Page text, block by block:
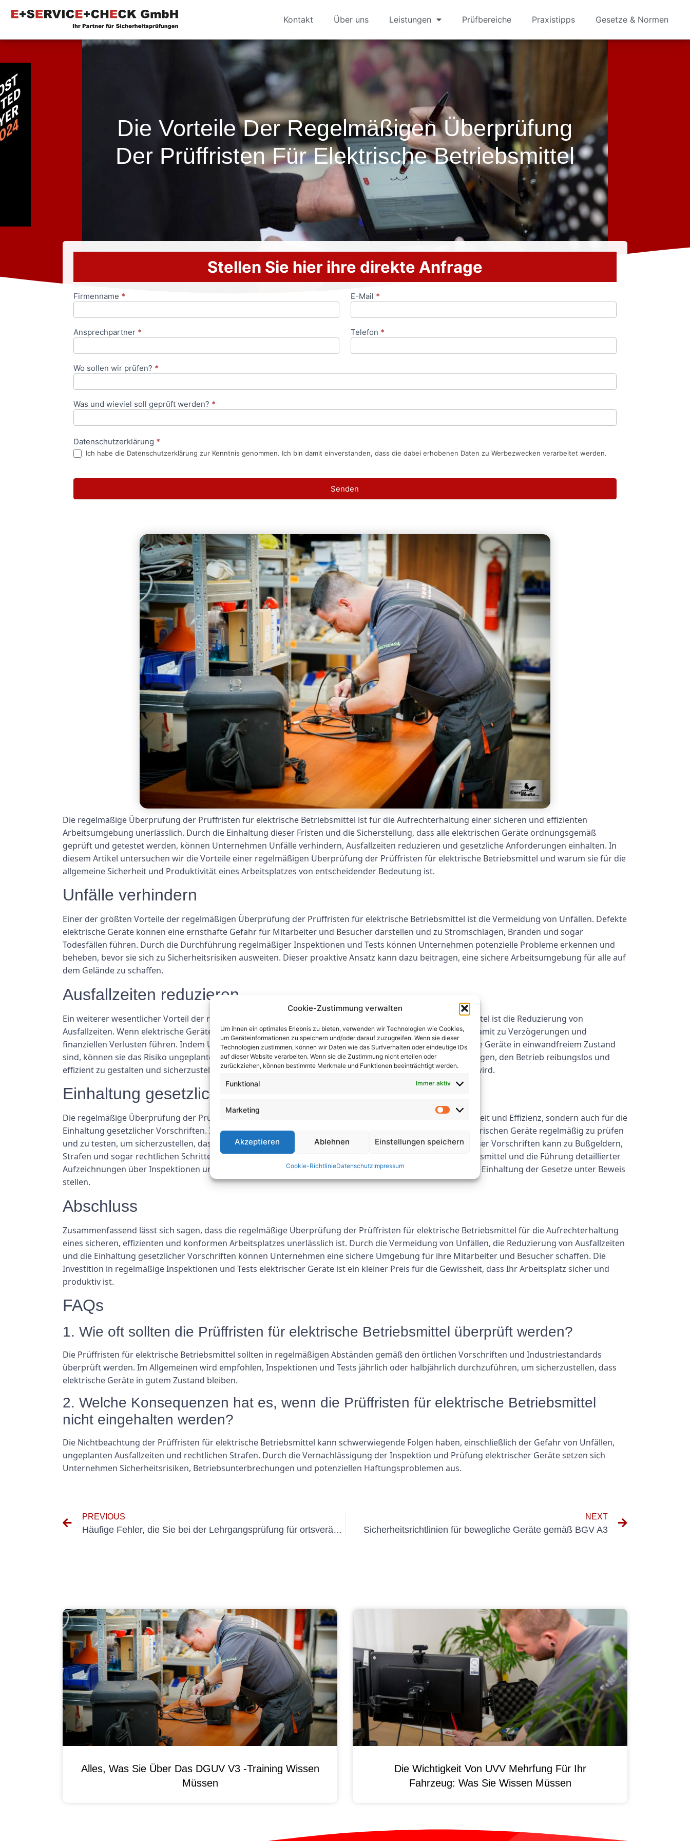
Cookie-Zustimmung verwalten
Um ihnen ein optimales Erlebnis zu bieten, verwenden wir Technologien wie Cookies,
um Geräteinformationen zu speichern und/oder darauf zuzugreifen. Wenn sie dieser
Technologien zustimmen, können wir Daten wie das Surfverhalten oder eindeutige IDs
auf dieser Website verarbeiten. Wenn sie die Zustimmung nicht erteilen oder
zurückziehen, können bestimmte Merkmale und Funktionen beeinträchtigt werden.
Funktional Immer aktiv
Marketing
Akzeptieren Ablehnen Einstellungen speichern
Cookie-RichtlinieDatenschutzImpressum
Kontakt Über uns Leistungen Prüfbereiche Praxistipps Gesetze & Normen
Die Vorteile Der Regelmäßigen Überprüfung
Der Prüffristen Für Elektrische Betriebsmittel
Stellen Sie hier ihre direkte Anfrage
Anfrageformular
Firmenname * E-Mail *
Ansprechpartner * Telefon *
Wo sollen wir prüfen? *
Was und wieviel soll geprüft werden? *
Datenschutzerklärung *
Ich habe die Datenschutzerklärung zur Kenntnis genommen. Ich bin damit einverstanden, dass die dabei erhobenen Daten zu Werbezwecken verarbeitet werden.
Senden
Die regelmäßige Überprüfung der Prüffristen für elektrische Betriebsmittel ist für die Aufrechterhaltung einer sicheren und effizienten
Arbeitsumgebung unerlässlich. Durch die Einhaltung dieser Fristen und die Sicherstellung, dass alle elektrischen Geräte ordnungsgemäß
geprüft und getestet werden, können Unternehmen Unfälle verhindern, Ausfallzeiten reduzieren und gesetzliche Anforderungen einhalten. In
diesem Artikel untersuchen wir die Vorteile einer regelmäßigen Überprüfung der Prüffristen für elektrische Betriebsmittel und warum sie für die
allgemeine Sicherheit und Produktivität eines Arbeitsplatzes von entscheidender Bedeutung ist.
Unfälle verhindern
Einer der größten Vorteile der regelmäßigen Überprüfung der Prüffristen für elektrische Betriebsmittel ist die Vermeidung von Unfällen. Defekte
elektrische Geräte können eine ernsthafte Gefahr für Mitarbeiter und Besucher darstellen und zu Stromschlägen, Bränden und sogar
Todesfällen führen. Durch die Durchführung regelmäßiger Inspektionen und Tests können Unternehmen potenzielle Probleme erkennen und
beheben, bevor sie sich zu Sicherheitsrisiken ausweiten. Dieser proaktive Ansatz kann dazu beitragen, eine sichere Arbeitsumgebung für alle auf
dem Gelände zu schaffen.
Ausfallzeiten reduzieren
Ein weiterer wesentlicher Vorteil der regelmäßigen Überprüfung der Prüffristen für elektrische Betriebsmittel ist die Reduzierung von
Ausfallzeiten. Wenn elektrische Geräte unerwartet ausfallen, kann dies zu Betriebsunterbrechungen und damit zu Verzögerungen und
finanziellen Verlusten führen. Indem Unternehmen die Wartungspläne einhalten und sicherstellen, dass alle Geräte in einwandfreiem Zustand
sind, können sie das Risiko ungeplanter Ausfallzeiten minimieren. Dieser proaktive Ansatz kann dazu beitragen, den Betrieb reibungslos und
effizient zu gestalten und sicherzustellen, dass Fristen eingehalten und die Produktivität aufrechterhalten wird.
Einhaltung gesetzlicher Anforderungen
Die regelmäßige Überprüfung der Prüffristen für elektrische Betriebsmittel ist nicht nur wichtig für Sicherheit und Effizienz, sondern auch für die
Einhaltung gesetzlicher Vorschriften. In vielen Ländern sind Unternehmen gesetzlich verpflichtet, ihre elektrischen Geräte regelmäßig zu prüfen
und zu testen, um sicherzustellen, dass sie den Sicherheitsstandards entsprechen. Die Nichteinhaltung dieser Vorschriften kann zu Bußgeldern,
Strafen und sogar rechtlichen Schritten führen. Durch die Einhaltung der Prüffristen für elektrische Betriebsmittel und die Führung detaillierter
Aufzeichnungen über Inspektionen und Tests können Unternehmen ihr Engagement für Sicherheit und die Einhaltung der Gesetze unter Beweis
stellen.
Abschluss
Zusammenfassend lässt sich sagen, dass die regelmäßige Überprüfung der Prüffristen für elektrische Betriebsmittel für die Aufrechterhaltung
eines sicheren, effizienten und konformen Arbeitsplatzes unerlässlich ist. Durch die Vermeidung von Unfällen, die Reduzierung von Ausfallzeiten
und die Einhaltung gesetzlicher Vorschriften können Unternehmen eine sichere Umgebung für ihre Mitarbeiter und Besucher schaffen. Die
Investition in regelmäßige Inspektionen und Tests elektrischer Geräte ist ein kleiner Preis für die Gewissheit, dass Ihr Arbeitsplatz sicher und
produktiv ist.
FAQs
1. Wie oft sollten die Prüffristen für elektrische Betriebsmittel überprüft werden?
Die Prüffristen für elektrische Betriebsmittel sollten in regelmäßigen Abständen gemäß den örtlichen Vorschriften und Industriestandards
überprüft werden. Im Allgemeinen wird empfohlen, Inspektionen und Tests jährlich oder halbjährlich durchzuführen, um sicherzustellen, dass
elektrische Geräte in gutem Zustand bleiben.
2. Welche Konsequenzen hat es, wenn die Prüffristen für elektrische Betriebsmittel
nicht eingehalten werden?
Die Nichtbeachtung der Prüffristen für elektrische Betriebsmittel kann schwerwiegende Folgen haben, einschließlich der Gefahr von Unfällen,
ungeplanten Ausfallzeiten und rechtlichen Strafen. Durch die Vernachlässigung der Inspektion und Prüfung elektrischer Geräte setzen sich
Unternehmen Sicherheitsrisiken, Betriebsunterbrechungen und potenziellen Haftungsproblemen aus.
PREVIOUS
Häufige Fehler, die Sie bei der Lehrgangsprüfung für ortsveränderliche Geräte vermeiden sollten
NEXT
Sicherheitsrichtlinien für bewegliche Geräte gemäß BGV A3
Alles, Was Sie Über Das DGUV V3 -Training Wissen
Müssen
Die Wichtigkeit Von UVV Mehrfung Für Ihr
Fahrzeug: Was Sie Wissen Müssen